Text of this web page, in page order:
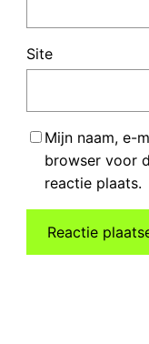
Site
Mijn naam, e-
browser voor
reactie plaats.